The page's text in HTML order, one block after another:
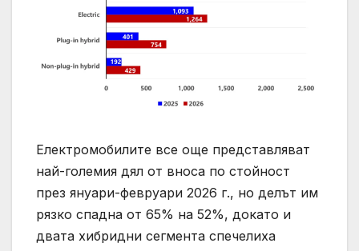
Електромобилите все още представляват
най-големия дял от вноса по стойност
през януари-февруари 2026 г., но делът им
рязко спадна от 65% на 52%, докато и
двата хибридни сегмента спечелиха